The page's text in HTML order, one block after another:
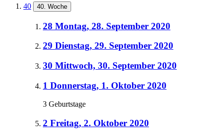
40 40. Woche
28 Montag, 28. September 2020
29 Dienstag, 29. September 2020
30 Mittwoch, 30. September 2020
1 Donnerstag, 1. Oktober 2020
3 Geburtstage
2 Freitag, 2. Oktober 2020